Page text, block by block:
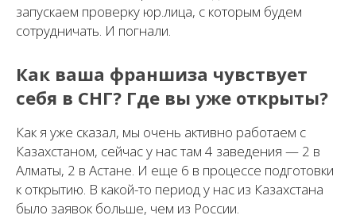
запускаем проверку юр.лица, с которым будем
сотрудничать. И погнали.
Как ваша франшиза чувствует
себя в СНГ? Где вы уже открыты?
Как я уже сказал, мы очень активно работаем с
Казахстаном, сейчас у нас там 4 заведения — 2 в
Алматы, 2 в Астане. И еще 6 в процессе подготовки
к открытию. В какой-то период у нас из Казахстана
было заявок больше, чем из России.